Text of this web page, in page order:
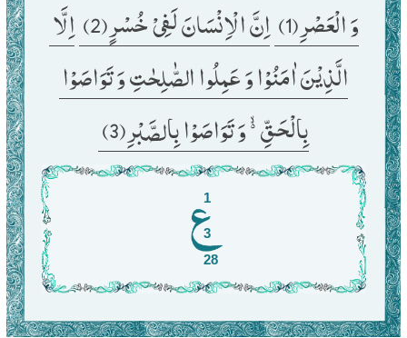
وَ الْعَصْرِ(1) اِنَّ الْاِنْسَانَ لَفِیْ خُسْرٍ(2)
بِالْحَقِّ ﳔ وَ تَوَاصَوْا بِالصَّبْرِ(3)
1
3
28